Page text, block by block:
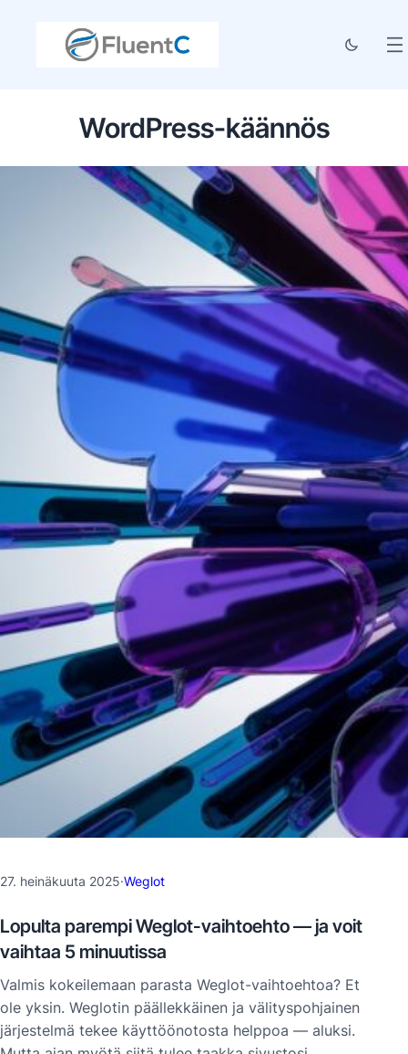
WordPress-käännös
27. heinäkuuta 2025·Weglot
Lopulta parempi Weglot-vaihtoehto — ja voit
vaihtaa 5 minuutissa
Valmis kokeilemaan parasta Weglot-vaihtoehtoa? Et
ole yksin. Weglotin päällekkäinen ja välityspohjainen
järjestelmä tekee käyttöönotosta helppoa — aluksi.